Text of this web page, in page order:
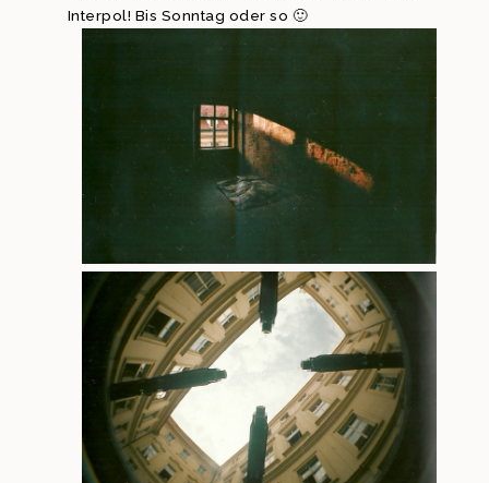
Interpol! Bis Sonntag oder so 🙂